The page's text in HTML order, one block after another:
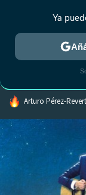
HOY SE HABLA DE
Arturo Pérez-
Ya